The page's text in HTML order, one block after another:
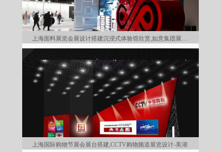
上海国际购物节展会展台搭建,CCTV购物频道展览设计-美湖